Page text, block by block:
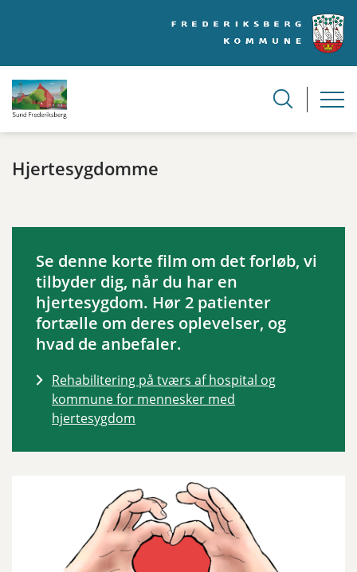
Hjertesygdomme
Se denne korte film om det forløb, vi
tilbyder dig, når du har en
hjertesygdom. Hør 2 patienter
fortælle om deres oplevelser, og
hvad de anbefaler.
Rehabilitering på tværs af hospital og
kommune for mennesker med
hjertesygdom